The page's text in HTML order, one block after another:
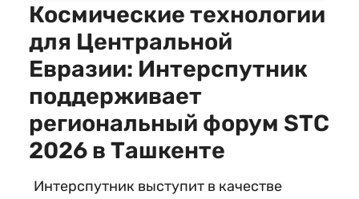
Космические технологии
для Центральной
Евразии: Интерспутник
поддерживает
региональный форум STC
2026 в Ташкенте
Интерспутник выступит в качестве